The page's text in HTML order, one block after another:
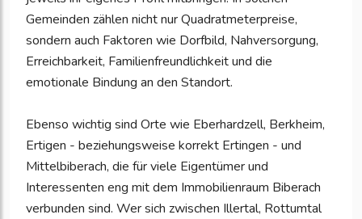
Gemeinden zählen nicht nur Quadratmeterpreise,
sondern auch Faktoren wie Dorfbild, Nahversorgung,
Erreichbarkeit, Familienfreundlichkeit und die
emotionale Bindung an den Standort.
Ebenso wichtig sind Orte wie Eberhardzell, Berkheim,
Ertigen - beziehungsweise korrekt Ertingen - und
Mittelbiberach, die für viele Eigentümer und
Interessenten eng mit dem Immobilienraum Biberach
verbunden sind. Wer sich zwischen Illertal, Rottumtal